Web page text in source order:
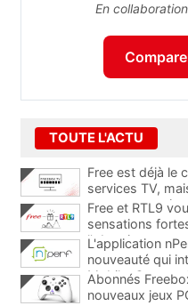
En
TOUTE L'ACTU
Free est déjà le
services TV,
encore au
Free et RTL9
sensations
l'obtenir
L'application
nouveauté qui
Mobile, Orange,
Abonnés
nouveaux jeux